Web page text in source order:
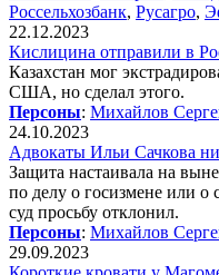
Россельхозбанк, Русагро,
22.12.2023
Кислицина отправили в
Казахстан мог
США, но сделал этого.
Персоны: Михайлов
24.10.2023
Адвокаты Ильи Сачкова
Защита настаивала на
по делу о госизмене или о
суд просьбу отклонил.
Персоны: Михайлов
29.09.2023